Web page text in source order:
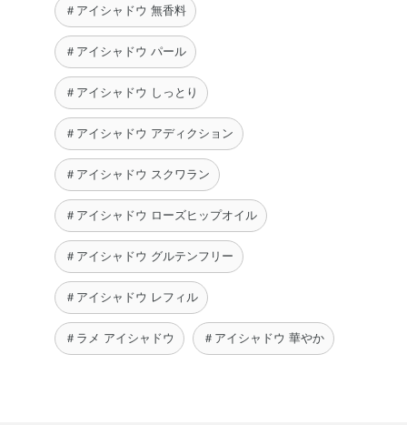
＃アイシャドウ 無香料
＃アイシャドウ パール
＃アイシャドウ しっとり
＃アイシャドウ アディクション
＃アイシャドウ スクワラン
＃アイシャドウ ローズヒップオイル
＃アイシャドウ グルテンフリー
＃アイシャドウ レフィル
＃ラメ アイシャドウ ＃アイシャドウ 華やか